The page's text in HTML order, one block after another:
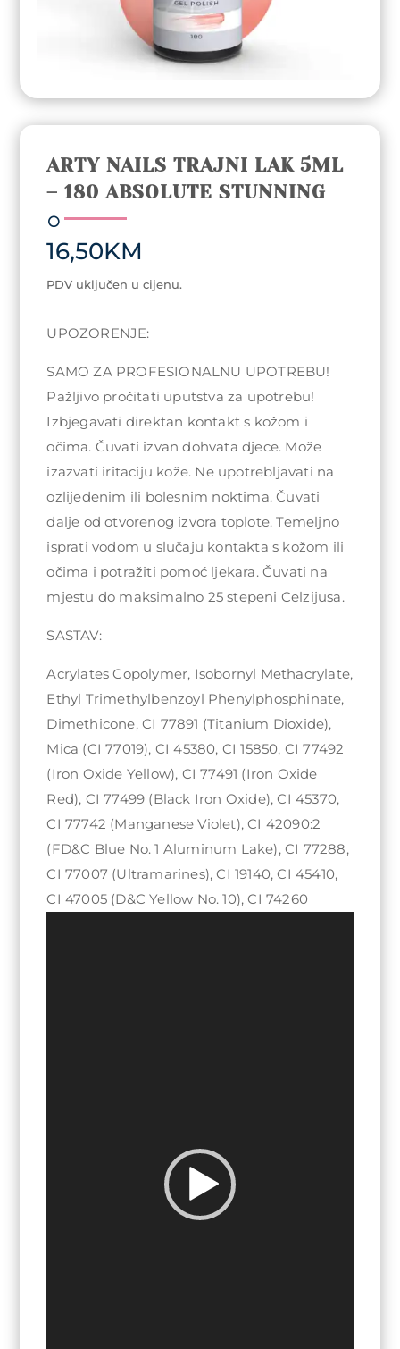
ARTY NAILS TRAJNI LAK 5ML
– 180 ABSOLUTE STUNNING
16,50KM
PDV uključen u cijenu.
UPOZORENJE:
SAMO ZA PROFESIONALNU UPOTREBU!
Pažljivo pročitati uputstva za upotrebu!
Izbjegavati direktan kontakt s kožom i
očima. Čuvati izvan dohvata djece. Može
izazvati iritaciju kože. Ne upotrebljavati na
ozlijeđenim ili bolesnim noktima. Čuvati
dalje od otvorenog izvora toplote. Temeljno
isprati vodom u slučaju kontakta s kožom ili
očima i potražiti pomoć ljekara. Čuvati na
mjestu do maksimalno 25 stepeni Celzijusa.
SASTAV:
Acrylates Copolymer, Isobornyl Methacrylate,
Ethyl Trimethylbenzoyl Phenylphosphinate,
Dimethicone, CI 77891 (Titanium Dioxide),
Mica (CI 77019), CI 45380, CI 15850, CI 77492
(Iron Oxide Yellow), CI 77491 (Iron Oxide
Red), CI 77499 (Black Iron Oxide), CI 45370,
CI 77742 (Manganese Violet), CI 42090:2
(FD&C Blue No. 1 Aluminum Lake), CI 77288,
CI 77007 (Ultramarines), CI 19140, CI 45410,
CI 47005 (D&C Yellow No. 10), CI 74260